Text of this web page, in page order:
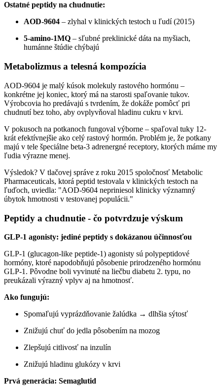
Ostatné peptidy na chudnutie:
AOD-9604 – zlyhal v klinických testoch u ľudí (2015)
5-amino-1MQ – sľubné preklinické dáta na myšiach,
humánne štúdie chýbajú
Metabolizmus a telesná kompozícia
AOD-9604 je malý kúsok molekuly rastového hormónu –
konkrétne jej koniec, ktorý má na starosti spaľovanie tukov.
Výrobcovia ho predávajú s tvrdením, že dokáže pomôcť pri
chudnutí bez toho, aby ovplyvňoval hladinu cukru v krvi.
V pokusoch na potkanoch fungoval výborne – spaľoval tuky 12-
krát efektívnejšie ako celý rastový hormón. Problém je, že potkany
majú v tele špeciálne beta-3 adrenergné receptory, ktorých máme my
ľudia výrazne menej.
Výsledok? V tlačovej správe z roku 2015 spoločnosť Metabolic
Pharmaceuticals, ktorá peptid testovala v klinických testoch na
ľuďoch, uviedla: "AOD-9604 nepriniesol klinicky významný
úbytok hmotnosti v testovanej populácii."
Peptidy a chudnutie - čo potvrdzuje výskum
GLP-1 agonisty: jediné peptidy s dokázanou účinnosťou
GLP-1 (glucagon-like peptide-1) agonisty sú polypeptidové
hormóny, ktoré napodobňujú pôsobenie prirodzeného hormónu
GLP-1. Pôvodne boli vyvinuté na liečbu diabetu 2. typu, no
preukázali výrazný vplyv aj na hmotnosť.
Ako fungujú:
Spomaľujú vyprázdňovanie žalúdka → dlhšia sýtosť
Znižujú chuť do jedla pôsobením na mozog
Zlepšujú citlivosť na inzulín
Znižujú hladinu glukózy v krvi
Prvá generácia: Semaglutid